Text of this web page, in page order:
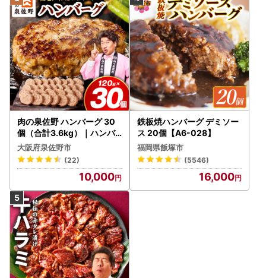
肉の泉佐野 ハンバーグ 30
個（合計3.6kg）｜ハンバ
ーグ 訳あり 黒毛和牛×なに
わポーク
大阪府泉佐野市
(22)
10,000
鉄板焼ハンバーグ デミソー
ス 20個【A6-028】
福岡県飯塚市
(5546)
16,000